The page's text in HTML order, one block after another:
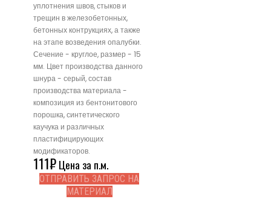
уплотнения швов, стыков и
трещин в железобетонных,
бетонных контрукциях, а также
на этапе возведения опалубки.
Сечение - круглое, размер - 15
мм. Цвет производства данного
шнура - серый, состав
производства материала -
композиция из бентонитового
порошка, синтетического
каучука и различных
пластифицирующих
модификаторов.
111₽Цена за п.м.
ОТПРАВИТЬ ЗАПРОС НА
МАТЕРИАЛ